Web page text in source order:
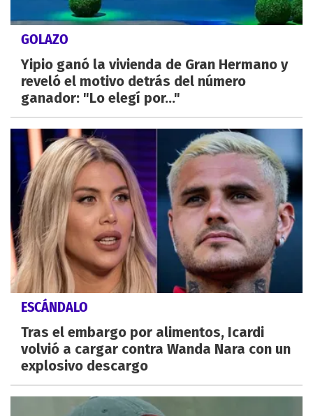
GOLAZO
Yipio ganó la vivienda de Gran Hermano y
reveló el motivo detrás del número
ganador: "Lo elegí por..."
ESCÁNDALO
Tras el embargo por alimentos, Icardi
volvió a cargar contra Wanda Nara con un
explosivo descargo